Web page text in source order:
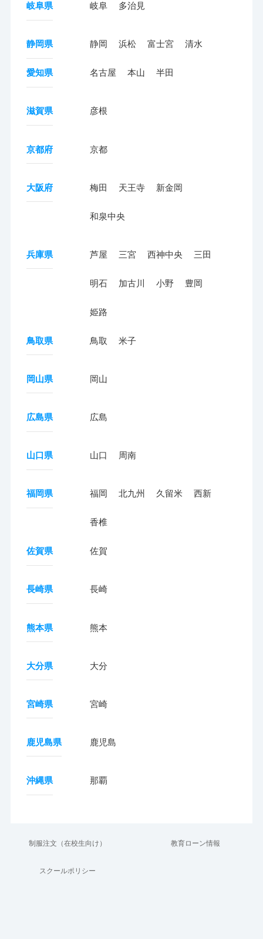
岐阜県 岐阜 多治見
静岡県 静岡 浜松 富士宮 清水
愛知県 名古屋 本山 半田
滋賀県 彦根
京都府 京都
大阪府 梅田 天王寺 新金岡
和泉中央
兵庫県 芦屋 三宮 西神中央 三田
明石 加古川 小野 豊岡
姫路
鳥取県 鳥取 米子
岡山県 岡山
広島県 広島
山口県 山口 周南
福岡県 福岡 北九州 久留米 西新
香椎
佐賀県 佐賀
長崎県 長崎
熊本県 熊本
大分県 大分
宮崎県 宮崎
鹿児島県 鹿児島
沖縄県 那覇
制服注文（在校生向け） 教育ローン情報
スクールポリシー